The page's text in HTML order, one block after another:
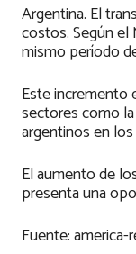
Argentina. El
costos. Según
mismo período
Este incremento
sectores como
argentinos en
El aumento de
presenta una
Fuente: